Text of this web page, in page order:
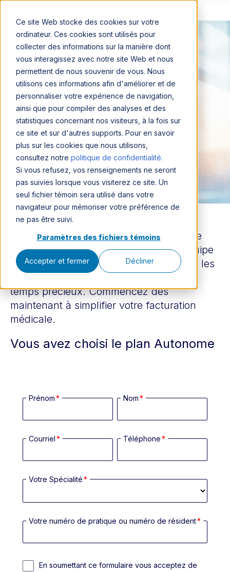
Ce site Web stocke des cookies sur votre
ordinateur. Ces cookies sont utilisés pour
collecter des informations sur la manière dont
vous interagissez avec notre site Web et nous
permettent de nous souvenir de vous. Nous
utilisons ces informations afin d'améliorer et de
personnaliser votre expérience de navigation,
ainsi que pour compiler des analyses et des
statistiques concernant nos visiteurs, à la fois sur
ce site et sur d'autres supports. Pour en savoir
plus sur les cookies que nous utilisons,
consultez notre politique de confidentialité.
Si vous refusez, vos renseignements ne seront
pas suivies lorsque vous visiterez ce site. Un
seul fichier témoin sera utilisé dans votre
navigateur pour mémoriser votre préférence de
ne pas être suivi.
Paramètres des fichiers témoins
Accepter et fermer Décliner
Votre facturation
médicale s’apprête à
devenir plus facile
En choisissant Xacte, vous bénéficiez de
fonctionnalités intelligentes et d’une équipe
d’experts qui vous permettent d’éliminer les
temps précieux. Commencez dès
maintenant à simplifier votre facturation
médicale.
Vous avez choisi le plan Autonome